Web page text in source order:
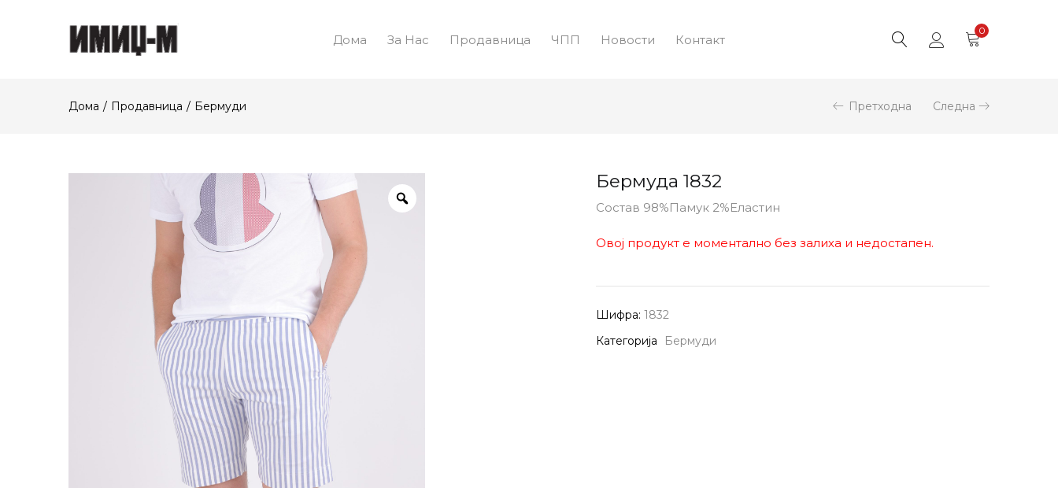
Дома За Нас Продавница ЧПП Новости Контакт
0
Дома Продавница Бермуди Претходна Следна
Бермуда 1832
Состав 98%Памук 2%Еластин
Овој продукт е моментално без залиха и недостапен.
Шифра: 1832
Категорија
Бермуди